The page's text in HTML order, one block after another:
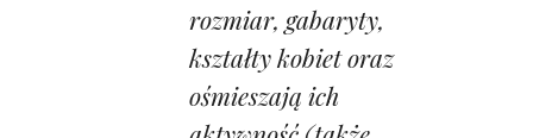
rozmiar, gabaryty,
kształty kobiet oraz
ośmieszają ich